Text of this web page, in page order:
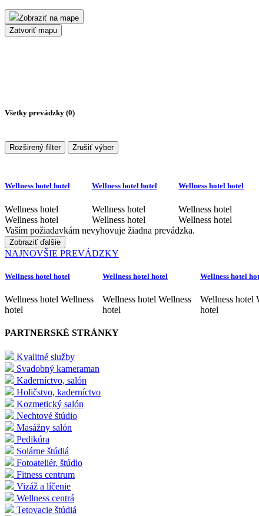
Zobraziť na mape
Zatvoriť mapu
Všetky prevádzky (0)
Rozširený filter Zrušiť výber
Wellness hotel hotel
Wellness hotel
Wellness hotel
Wellness hotel hotel
Wellness hotel
Wellness hotel
Wellness hotel hotel
Wellness hotel
Wellness hotel
Vaším požiadavkám nevyhovuje žiadna prevádzka.
Zobraziť ďalšie
NAJNOVŠIE PREVÁDZKY
Wellness hotel hotel
Wellness hotel Wellness
hotel
Wellness hotel hotel
Wellness hotel Wellness
hotel
Wellness hotel
Wellness hotel
hotel
PARTNERSKÉ STRÁNKY
Kvalitné služby
Svadobný kameraman
Kaderníctvo, salón
Holičstvo, kaderníctvo
Kozmetický salón
Nechtové štúdio
Masážny salón
Pedikúra
Solárne štúdiá
Fotoateliér, štúdio
Fitness centrum
Vizáž a líčenie
Wellness centrá
Tetovacie štúdiá